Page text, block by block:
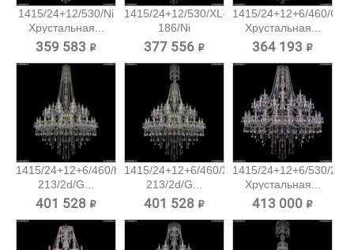
1415/24+12/530/Ni
Хрустальная...
359 583 ₽
1415/24+12/530/XL-
186/Ni
Хрустальная...
377 556 ₽
1415/24+12+6/460/G
Хрустальная...
364 193 ₽
1415/24+12+6/460/h-
213/2d/G...
401 528 ₽
1415/24+12+6/460/XL-
213/2d/G...
401 528 ₽
1415/24+12+6/530/2d/
Хрустальная...
413 000 ₽